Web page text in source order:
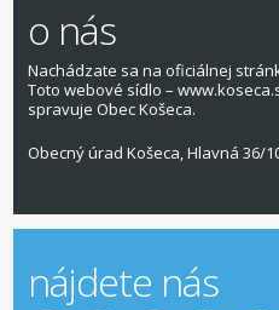
o nás
Nachádzate sa na oficiálnej
Toto webové sídlo –
spravuje Obec Košeca.
Obecný úrad Košeca, Hlavná 36/
nájdete nás